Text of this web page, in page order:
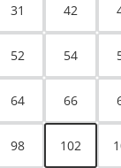
31 42
52 54
64 66
98 102